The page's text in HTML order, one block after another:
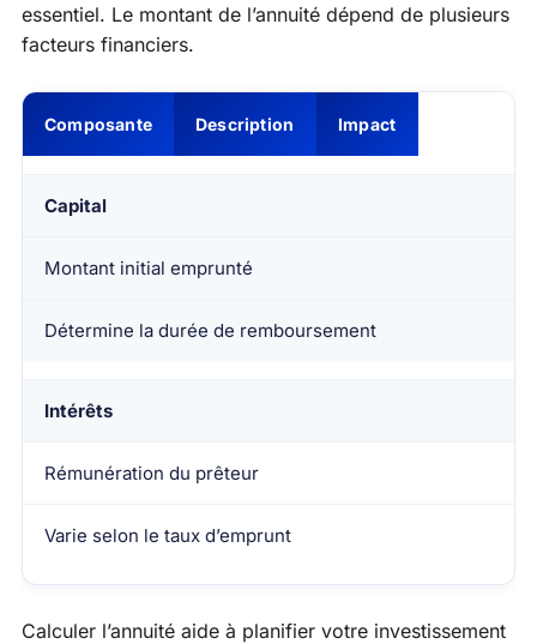
essentiel. Le montant de l’annuité dépend de plusieurs
facteurs financiers.
Composante Description Impact
Capital
Montant initial emprunté
Détermine la durée de remboursement
Intérêts
Rémunération du prêteur
Varie selon le taux d’emprunt
Calculer l’annuité aide à planifier votre investissement